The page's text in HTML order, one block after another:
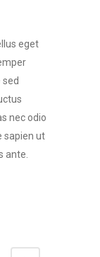
eget
nec odio
sapien ut
ante.